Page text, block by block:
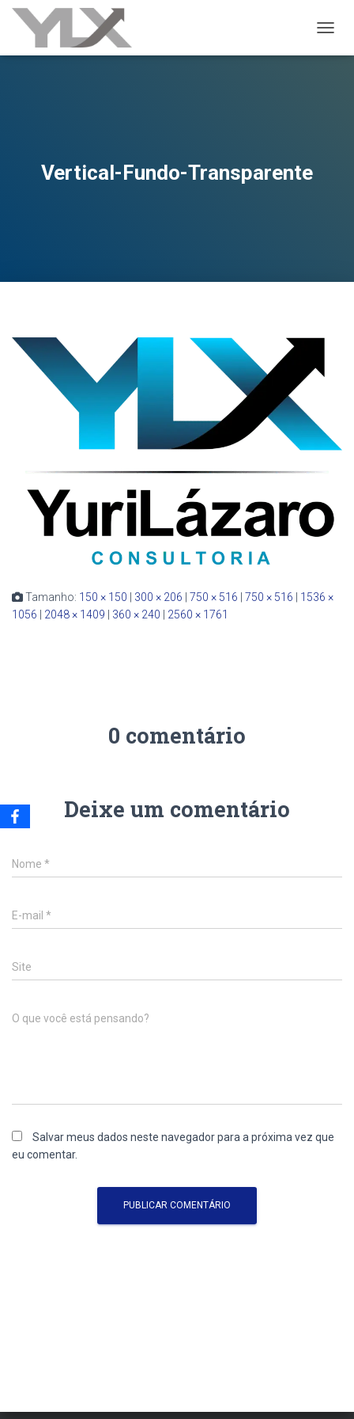
Vertical-Fundo-Transparente
Tamanho: 150 × 150 300 × 206 750 × 516 750 × 516
1536 ×
1056
2048 × 1409 360 × 240 2560 × 1761
0 comentário
Deixe um comentário
Nome *
E-mail *
Site
O que você está pensando?
Salvar meus dados neste navegador para a próxima vez que
eu comentar.